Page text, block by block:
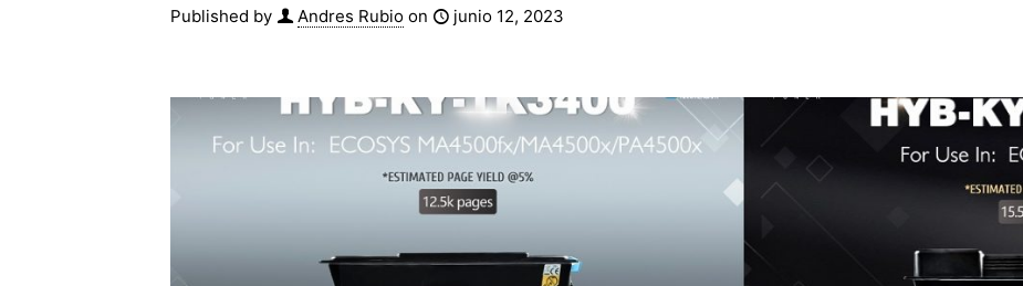
Published by Andres Rubio on junio 12, 2023